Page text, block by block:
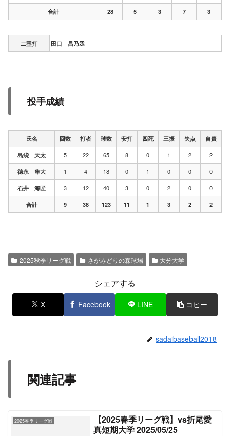
合計 28 5 3 7 3
二塁打 田口 昌乃丞
投手成績
氏名 回数 打者 球数 安打 四死 三振 失点 自責
島袋 天太 5 22 65 8 0 1 2 2
德永 隼大 1 4 18 0 1 0 0 0
石井 海匠 3 12 40 3 0 2 0 0
合計 9 38 123 11 1 3 2 2
2025秋季リーグ戦 さがみどりの森球場 大分大学
シェアする
X Facebook LINE コピー
sadaibaseball2018
関連記事
2025春季リーグ戦
【2025春季リーグ戦】vs折尾愛
真短期大学 2025/05/25